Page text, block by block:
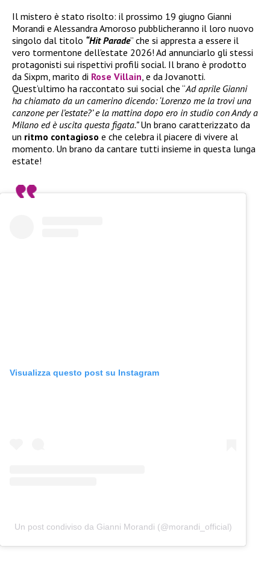
Il mistero è stato risolto: il prossimo 19 giugno Gianni
Morandi e Alessandra Amoroso pubblicheranno il loro nuovo
singolo dal titolo “Hit Parade” che si appresta a essere il
vero tormentone dell’estate 2026! Ad annunciarlo gli stessi
protagonisti sui rispettivi profili social. Il brano è prodotto
da Sixpm, marito di Rose Villain , e da Jovanotti.
Quest’ultimo ha raccontato sui social che “Ad aprile Gianni
ha chiamato da un camerino dicendo: ‘Lorenzo me la trovi una
canzone per l’estate?’ e la mattina dopo ero in studio con Andy a
Milano ed è uscita questa figata.”Un brano caratterizzato da
un ritmo contagioso e che celebra il piacere di vivere al
momento. Un brano da cantare tutti insieme in questa lunga
estate!
Visualizza questo post su Instagram
Un post condiviso da Gianni Morandi (@morandi_official)